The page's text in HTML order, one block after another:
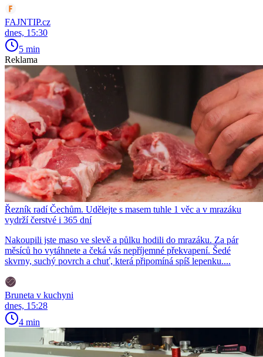
FAJNTIP.cz
dnes, 15:30
5 min
Reklama
Řezník radí Čechům. Udělejte s masem tuhle 1 věc a v mrazáku
vydrží čerstvé i 365 dní
Nakoupili jste maso ve slevě a půlku hodili do mrazáku. Za pár
měsíců ho vytáhnete a čeká vás nepříjemné překvapení. Šedé
skvrny, suchý povrch a chuť, která připomíná spíš lepenku....
Bruneta v kuchyni
dnes, 15:28
4 min